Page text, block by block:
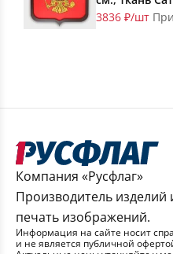
3836 ₽/шт
Компания «Русфлаг»
Производитель изделий
печать изображений.
Информация на сайте носит
и не является публичной